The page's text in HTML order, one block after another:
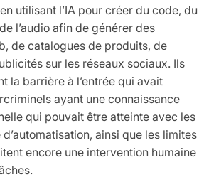
utilisant l’IA pour créer du code, du
l’audio afin de générer des
de catalogues de produits, de
sur les réseaux sociaux. Ils
la barrière à l’entrée qui avait
ayant une connaissance
qui pouvait être atteinte avec les
ainsi que les limites
encore une intervention humaine